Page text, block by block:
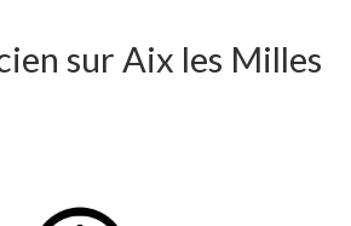
sur Aix les Milles